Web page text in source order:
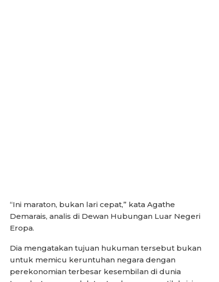
“Ini maraton, bukan lari cepat,” kata Agathe
Demarais, analis di Dewan Hubungan Luar Negeri
Eropa.
Dia mengatakan tujuan hukuman tersebut bukan
untuk memicu keruntuhan negara dengan
perekonomian terbesar kesembilan di dunia